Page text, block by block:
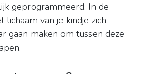
geprogrammeerd. In de
lichaam van je kindje zich
gaan maken om tussen deze